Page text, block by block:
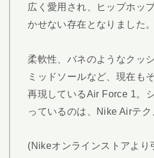
広く愛用され、ヒップホッ
かせない存在となりました。
柔軟性、バネのようなクッ
ミッドソールなど、現在も
再現しているAir Force 1。
っているのは、Nike Airテク
(Nikeオンラインストアより